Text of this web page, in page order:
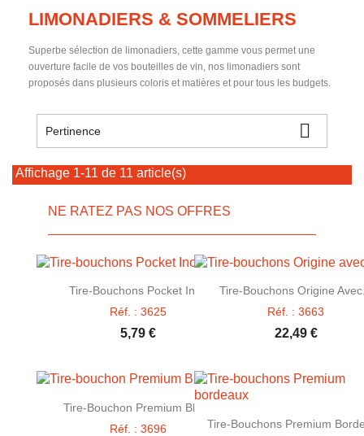
LIMONADIERS & SOMMELIERS
Superbe sélection de limonadiers, cette gamme vous permet une
ouverture facile de vos bouteilles de vin, nos limonadiers sont
proposés dans plusieurs coloris et matières et pour tous les budgets.
Pertinence 
Affichage 1-11 de 11 article(s)
NE RATEZ PAS NOS OFFRES
 Aperçu rapide
Tire-Bouchons Pocket Inox
Réf. : 3625
5,79 €
 Aperçu rapide
Tire-Bouchons Origine
Réf. : 3663
22,49 €
 Aperçu rapide
Tire-Bouchon Premium Blanc
Réf. : 3696
 Aperçu rapide
Tire-Bouchons Premium